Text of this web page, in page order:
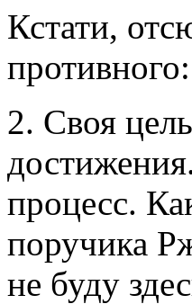
Кстати,
противного:
2. Своя
процесс.
поручика
не буду